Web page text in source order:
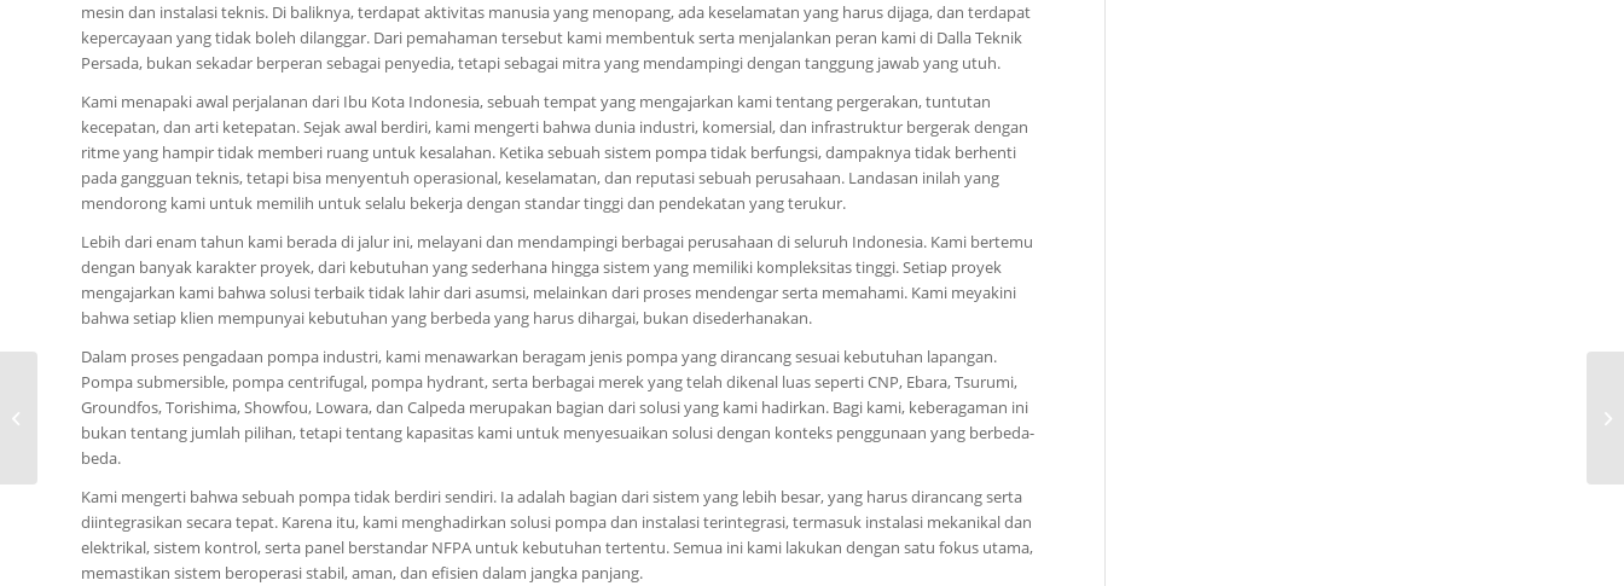
mesin dan instalasi teknis. Di baliknya, terdapat aktivitas manusia yang menopang, ada keselamatan yang harus dijaga, dan terdapat
kepercayaan yang tidak boleh dilanggar. Dari pemahaman tersebut kami membentuk serta menjalankan peran kami di Dalla Teknik
Persada, bukan sekadar berperan sebagai penyedia, tetapi sebagai mitra yang mendampingi dengan tanggung jawab yang utuh.
Kami menapaki awal perjalanan dari Ibu Kota Indonesia, sebuah tempat yang mengajarkan kami tentang pergerakan, tuntutan
kecepatan, dan arti ketepatan. Sejak awal berdiri, kami mengerti bahwa dunia industri, komersial, dan infrastruktur bergerak dengan
ritme yang hampir tidak memberi ruang untuk kesalahan. Ketika sebuah sistem pompa tidak berfungsi, dampaknya tidak berhenti
pada gangguan teknis, tetapi bisa menyentuh operasional, keselamatan, dan reputasi sebuah perusahaan. Landasan inilah yang
mendorong kami untuk memilih untuk selalu bekerja dengan standar tinggi dan pendekatan yang terukur.
Lebih dari enam tahun kami berada di jalur ini, melayani dan mendampingi berbagai perusahaan di seluruh Indonesia. Kami bertemu
dengan banyak karakter proyek, dari kebutuhan yang sederhana hingga sistem yang memiliki kompleksitas tinggi. Setiap proyek
mengajarkan kami bahwa solusi terbaik tidak lahir dari asumsi, melainkan dari proses mendengar serta memahami. Kami meyakini
bahwa setiap klien mempunyai kebutuhan yang berbeda yang harus dihargai, bukan disederhanakan.
Dalam proses pengadaan pompa industri, kami menawarkan beragam jenis pompa yang dirancang sesuai kebutuhan lapangan.
Pompa submersible, pompa centrifugal, pompa hydrant, serta berbagai merek yang telah dikenal luas seperti CNP, Ebara, Tsurumi,
Groundfos, Torishima, Showfou, Lowara, dan Calpeda merupakan bagian dari solusi yang kami hadirkan. Bagi kami, keberagaman ini
bukan tentang jumlah pilihan, tetapi tentang kapasitas kami untuk menyesuaikan solusi dengan konteks penggunaan yang berbeda-
beda.
Kami mengerti bahwa sebuah pompa tidak berdiri sendiri. Ia adalah bagian dari sistem yang lebih besar, yang harus dirancang serta
diintegrasikan secara tepat. Karena itu, kami menghadirkan solusi pompa dan instalasi terintegrasi, termasuk instalasi mekanikal dan
elektrikal, sistem kontrol, serta panel berstandar NFPA untuk kebutuhan tertentu. Semua ini kami lakukan dengan satu fokus utama,
memastikan sistem beroperasi stabil, aman, dan efisien dalam jangka panjang.
0815-8668-7086,
Katalog Pompa CNP SJ
Kota Muko-Muko